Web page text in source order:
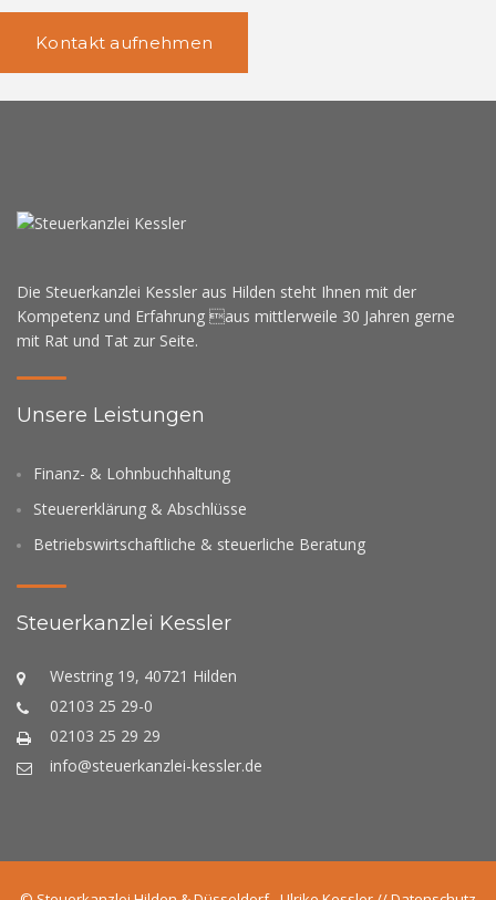
Kontakt aufnehmen
Die Steuerkanzlei Kessler aus Hilden steht Ihnen mit der
Kompetenz und Erfahrung aus mittlerweile 30 Jahren gerne
mit Rat und Tat zur Seite.
Unsere Leistungen
Finanz- & Lohnbuchhaltung
Steuererklärung & Abschlüsse
Betriebswirtschaftliche & steuerliche Beratung
Steuerkanzlei Kessler
Westring 19, 40721 Hilden
02103 25 29-0
02103 25 29 29
info@steuerkanzlei-kessler.de